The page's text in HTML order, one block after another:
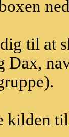
til at
Dax,
kilden